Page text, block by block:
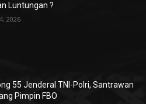
Luntungan ?
2026
55 Jenderal TNI-Polri, Santrawan
Pimpin FBO